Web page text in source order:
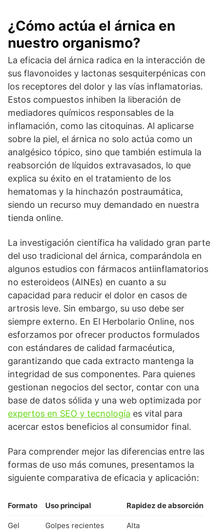
¿Cómo actúa el árnica en
nuestro organismo?
La eficacia del árnica radica en la interacción de
sus flavonoides y lactonas sesquiterpénicas con
los receptores del dolor y las vías inflamatorias.
Estos compuestos inhiben la liberación de
mediadores químicos responsables de la
inflamación, como las citoquinas. Al aplicarse
sobre la piel, el árnica no solo actúa como un
analgésico tópico, sino que también estimula la
reabsorción de líquidos extravasados, lo que
explica su éxito en el tratamiento de los
hematomas y la hinchazón postraumática,
siendo un recurso muy demandado en nuestra
tienda online.
La investigación científica ha validado gran parte
del uso tradicional del árnica, comparándola en
algunos estudios con fármacos antiinflamatorios
no esteroideos (AINEs) en cuanto a su
capacidad para reducir el dolor en casos de
artrosis leve. Sin embargo, su uso debe ser
siempre externo. En El Herbolario Online, nos
esforzamos por ofrecer productos formulados
con estándares de calidad farmacéutica,
garantizando que cada extracto mantenga la
integridad de sus componentes. Para quienes
gestionan negocios del sector, contar con una
base de datos sólida y una web optimizada por
expertos en SEO y tecnología es vital para
acercar estos beneficios al consumidor final.
Para comprender mejor las diferencias entre las
formas de uso más comunes, presentamos la
siguiente comparativa de eficacia y aplicación:
Formato Uso principal Rapidez de absorción
Gel Golpes recientes Alta